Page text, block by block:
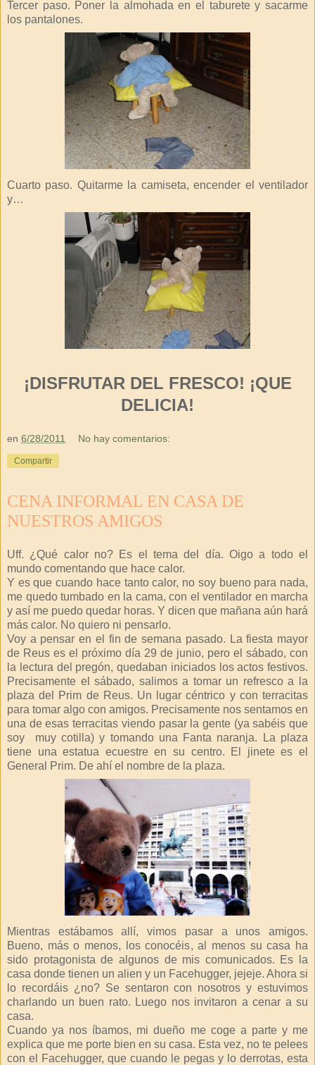
Tercer paso. Poner la almohada en el taburete y sacarme
los pantalones.
Cuarto paso. Quitarme la camiseta, encender el ventilador
y…
¡DISFRUTAR DEL FRESCO! ¡QUE
DELICIA!
en 6/28/2011 No hay comentarios:
Compartir
CENA INFORMAL EN CASA DE
NUESTROS AMIGOS
Uff. ¿Qué calor no? Es el tema del día. Oigo a todo el
mundo comentando que hace calor.
Y es que cuando hace tanto calor, no soy bueno para nada,
me quedo tumbado en la cama, con el ventilador en marcha
y así me puedo quedar horas. Y dicen que mañana aún hará
más calor. No quiero ni pensarlo.
Voy a pensar en el fin de semana pasado. La fiesta mayor
de Reus es el próximo día 29 de junio, pero el sábado, con
la lectura del pregón, quedaban iniciados los actos festivos.
Precisamente el sábado, salimos a tomar un refresco a la
plaza del Prim de Reus. Un lugar céntrico y con terracitas
para tomar algo con amigos. Precisamente nos sentamos en
una de esas terracitas viendo pasar la gente (ya sabéis que
soy
muy cotilla) y tomando una Fanta naranja. La plaza
tiene una estatua ecuestre en su centro. El jinete es el
General Prim. De ahí el nombre de la plaza.
Mientras estábamos allí, vimos pasar a unos amigos.
Bueno, más o menos, los conocéis, al menos su casa ha
sido protagonista de algunos de mis comunicados. Es la
casa donde tienen un alien y un Facehugger, jejeje. Ahora si
lo recordáis ¿no? Se sentaron con nosotros y estuvimos
charlando un buen rato. Luego nos invitaron a cenar a su
casa.
Cuando ya nos íbamos, mi dueño me coge a parte y me
explica que me porte bien en su casa. Esta vez, no te pelees
con el Facehugger, que cuando le pegas y lo derrotas, esta